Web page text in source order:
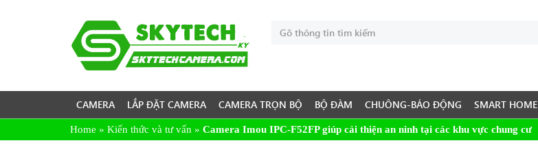
CAMERA LẮP ĐẶT CAMERA CAMERA TRỌN BỘ BỘ ĐÀM CHUÔNG-BÁO ĐỘNG SMART HOME
Home » Kiến thức và tư vấn » Camera Imou IPC-F52FP giúp cải thiện an ninh tại các khu vực chung cư